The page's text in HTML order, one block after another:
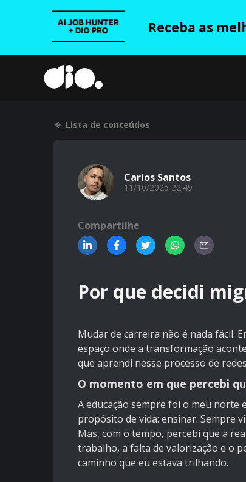
Receba as
Lista de conteúdos
Carlos Santos
11/10/2025 22:49
Compartilhe
Por que decidi
Mudar de carreira não é nada fácil.
espaço onde a transformação
que aprendi nesse processo de
O momento em que percebi
A educação sempre foi o meu norte
propósito de vida: ensinar. Sempre
Mas, com o tempo, percebi que a
trabalho, a falta de valorização e o
caminho que eu estava trilhando.